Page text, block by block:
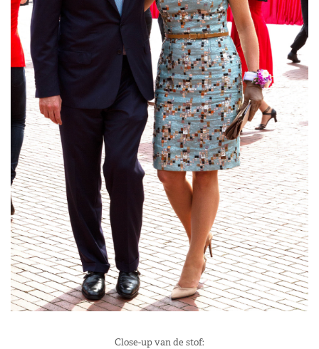
Close-up van de stof: